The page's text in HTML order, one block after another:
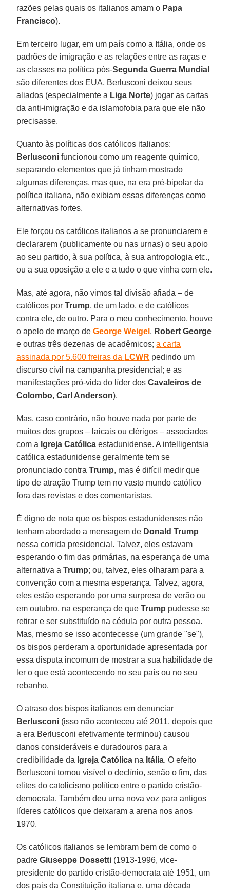
razões pelas quais os italianos amam o Papa
Francisco).
Em terceiro lugar, em um país como a Itália, onde os
padrões de imigração e as relações entre as raças e
as classes na política pós-Segunda Guerra Mundial
são diferentes dos EUA, Berlusconi deixou seus
aliados (especialmente a Liga Norte) jogar as cartas
da anti-imigração e da islamofobia para que ele não
precisasse.
Quanto às políticas dos católicos italianos:
Berlusconi funcionou como um reagente químico,
separando elementos que já tinham mostrado
algumas diferenças, mas que, na era pré-bipolar da
política italiana, não exibiam essas diferenças como
alternativas fortes.
Ele forçou os católicos italianos a se pronunciarem e
declararem (publicamente ou nas urnas) o seu apoio
ao seu partido, à sua política, à sua antropologia etc.,
ou a sua oposição a ele e a tudo o que vinha com ele.
Mas, até agora, não vimos tal divisão afiada – de
católicos porTrump, de um lado, e de católicos
contra ele, de outro. Para o meu conhecimento, houve
o apelo de março deGeorge Weigel , Robert George
e outras três dezenas de acadêmicos;a carta
assinada por 5.600 freiras da LCWR pedindo um
discurso civil na campanha presidencial; e as
manifestações pró-vida do líder dosCavaleiros de
Colombo,Carl Anderson).
Mas, caso contrário, não houve nada por parte de
muitos dos grupos – laicais ou clérigos – associados
com a Igreja Católica estadunidense. A intelligentsia
católica estadunidense geralmente tem se
pronunciado contraTrump, mas é difícil medir que
tipo de atração Trump tem no vasto mundo católico
fora das revistas e dos comentaristas.
É digno de nota que os bispos estadunidenses não
tenham abordado a mensagem de Donald Trump
nessa corrida presidencial. Talvez, eles estavam
esperando o fim das primárias, na esperança de uma
alternativa aTrump; ou, talvez, eles olharam para a
convenção com a mesma esperança. Talvez, agora,
eles estão esperando por uma surpresa de verão ou
em outubro, na esperança de queTrump pudesse se
retirar e ser substituído na cédula por outra pessoa.
Mas, mesmo se isso acontecesse (um grande "se"),
os bispos perderam a oportunidade apresentada por
essa disputa incomum de mostrar a sua habilidade de
ler o que está acontecendo no seu país ou no seu
rebanho.
O atraso dos bispos italianos em denunciar
Berlusconi (isso não aconteceu até 2011, depois que
a era Berlusconi efetivamente terminou) causou
danos consideráveis e duradouros para a
credibilidade da Igreja Católica na Itália. O efeito
Berlusconi tornou visível o declínio, senão o fim, das
elites do catolicismo político entre o partido cristão-
democrata. Também deu uma nova voz para antigos
líderes católicos que deixaram a arena nos anos
1970.
Os católicos italianos se lembram bem de como o
padreGiuseppe Dossetti (1913-1996, vice-
presidente do partido cristão-democrata até 1951, um
dos pais da Constituição italiana e, uma década